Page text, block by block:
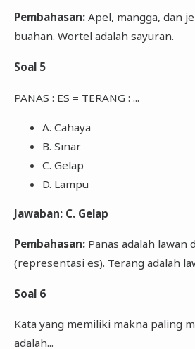
Pembahasan:Apel, mangga, dan
buahan. Wortel adalah sayuran.
Soal 5
PANAS : ES = TERANG : ...
A. Cahaya
B. Sinar
C. Gelap
D. Lampu
Jawaban: C. Gelap
Pembahasan:Panas adalah lawan
(representasi es). Terang adalah
Soal 6
Kata yang memiliki makna paling
adalah...